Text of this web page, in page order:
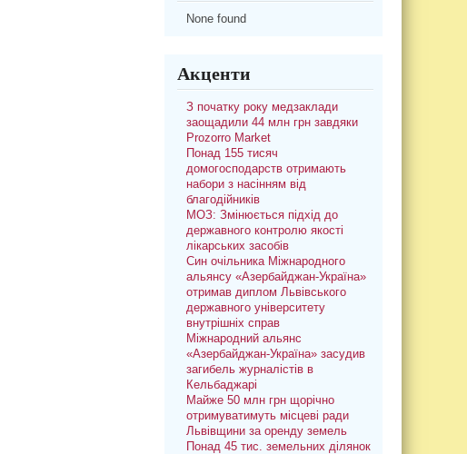
None found
Акценти
З початку року медзаклади
заощадили 44 млн грн завдяки
Prozorro Market
Понад 155 тисяч
домогосподарств отримають
набори з насінням від
благодійників
МОЗ: Змінюється підхід до
державного контролю якості
лікарських засобів
Син очільника Міжнародного
альянсу «Азербайджан-Україна»
отримав диплом Львівського
державного університету
внутрішніх справ
Міжнародний альянс
«Азербайджан-Україна» засудив
загибель журналістів в
Кельбаджарі
Майже 50 млн грн щорічно
отримуватимуть місцеві ради
Львівщини за оренду земель
Понад 45 тис. земельних ділянок